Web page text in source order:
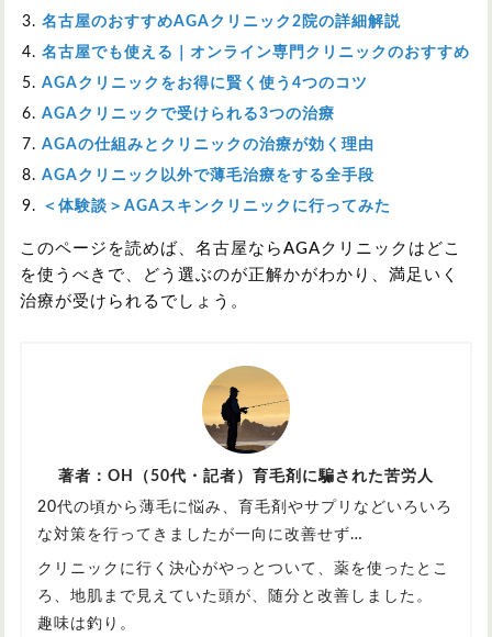
名古屋のおすすめAGAクリニック2院の詳細解説
名古屋でも使える｜オンライン専門クリニックのおすすめ
AGAクリニックをお得に賢く使う4つのコツ
AGAクリニックで受けられる3つの治療
AGAの仕組みとクリニックの治療が効く理由
AGAクリニック以外で薄毛治療をする全手段
＜体験談＞AGAスキンクリニックに行ってみた
このページを読めば、名古屋ならAGAクリニックはどこ
を使うべきで、どう選ぶのが正解かがわかり、満足いく
治療が受けられるでしょう。
著者：OH（50代・記者）育毛剤に騙された苦労人
20代の頃から薄毛に悩み、育毛剤やサプリなどいろいろ
な対策を行ってきましたが一向に改善せず…
クリニックに行く決心がやっとついて、薬を使ったとこ
ろ、地肌まで見えていた頭が、随分と改善しました。
趣味は釣り。